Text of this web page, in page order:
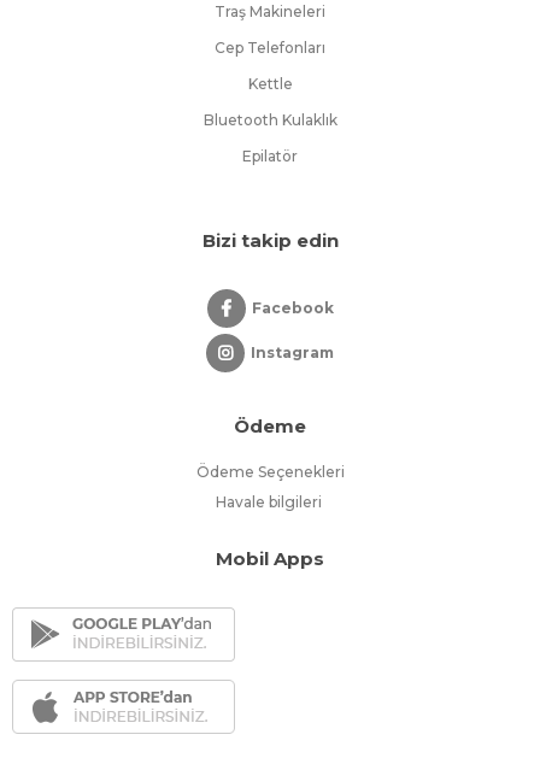
Traş Makineleri
Cep Telefonları
Kettle
Bluetooth Kulaklık
Epilatör
Bizi takip edin
Facebook
Instagram
Ödeme
Ödeme Seçenekleri
Havale bilgileri
Mobil Apps